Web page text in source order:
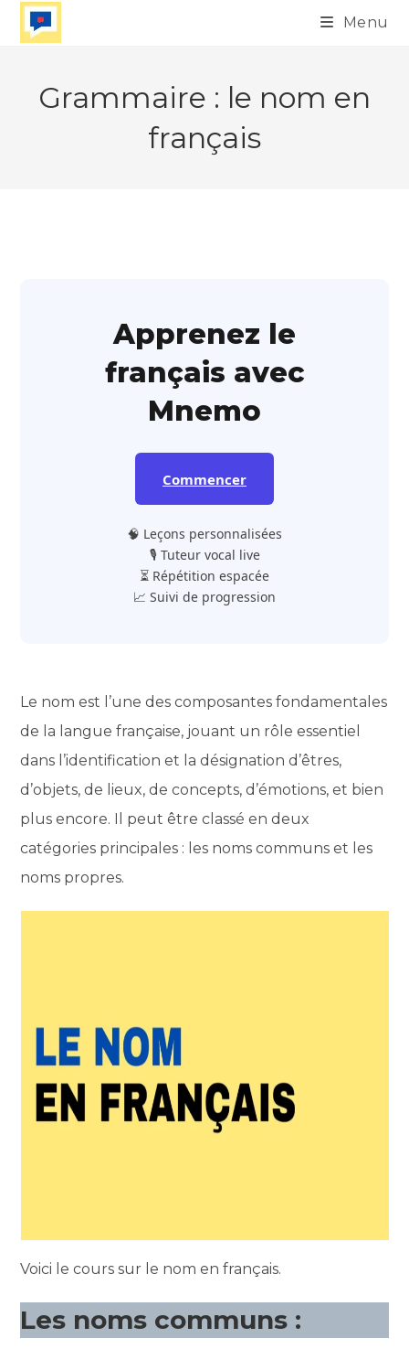
Skip
Menu
Grammaire : le nom en
français
Apprenez le
français avec
Mnemo
Commencer
🧠 Leçons personnalisées
🎙️ Tuteur vocal live
⏳ Répétition espacée
📈 Suivi de progression
Le nom est l’une des composantes fondamentales
de la langue française, jouant un rôle essentiel
dans l’identification et la désignation d’êtres,
d’objets, de lieux, de concepts, d’émotions, et bien
plus encore. Il peut être classé en deux
catégories principales : les noms communs et les
noms propres.
Voici le cours sur le nom en français.
Les noms communs :